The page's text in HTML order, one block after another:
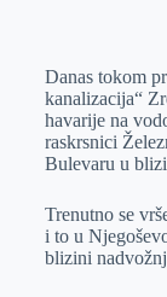
e
r
I
n
s
A
p
a
i
l
Danas tokom
kanalizacija“
havarije na
raskrsnici
Bulevaru u
Trenutno se
i to u
blizini